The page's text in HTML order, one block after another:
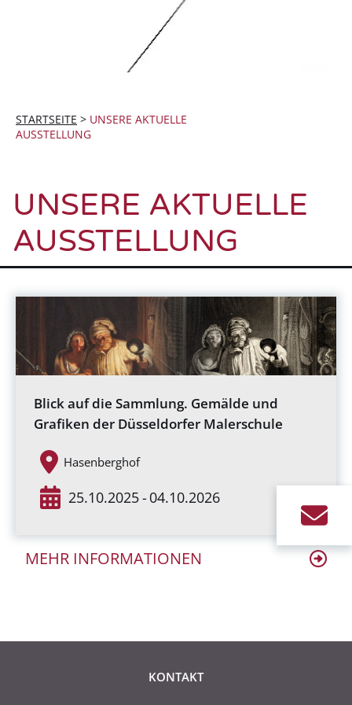
STARTSEITE > UNSERE AKTUELLE
AUSSTELLUNG
UNSERE AKTUELLE
AUSSTELLUNG
Blick auf die Sammlung. Gemälde und
Grafiken der Düsseldorfer Malerschule
Hasenberghof
25.10.2025- 04.10.2026
MEHR INFORMATIONEN
KONTAKT